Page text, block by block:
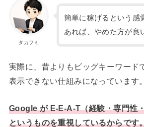
タカフミ
簡単に稼げるという感
あれば、やめた方が良
実際に、昔よりもビッグキーワード
表示できない仕組みになっています。
Google が E-E-A-T（経験・専門性
というものを重視しているからです